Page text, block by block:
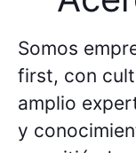
Somos
first, con
amplio
y